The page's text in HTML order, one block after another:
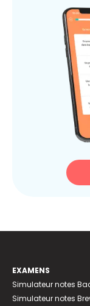
EXAMENS
Simulateur notes
Simulateur notes